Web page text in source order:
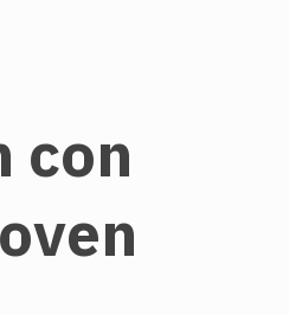
con